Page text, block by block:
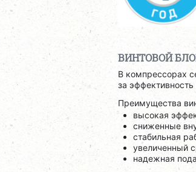
ВИНТОВОЙ
В компрессорах
за
Преимущества
высокая
сниженные
стабильная
увеличенный
надежная